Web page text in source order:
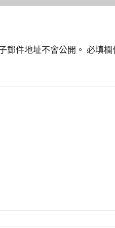
郵件地址不會公開。 必填欄